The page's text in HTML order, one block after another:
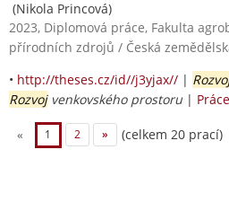
(Nikola Princová)
2023, Diplomová práce, Fakulta
přírodních zdrojů / Česká
• http://theses.cz/id//j3yjax// |
Rozvojvenkovského prostoru |
« 1 2 » (celkem 20 prací)